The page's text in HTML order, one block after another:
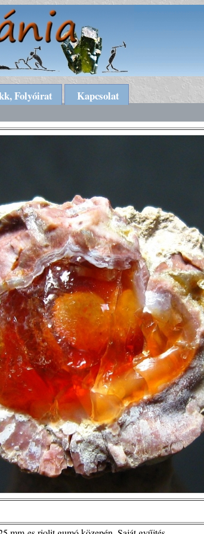
Folyóirat
Kapcsolat